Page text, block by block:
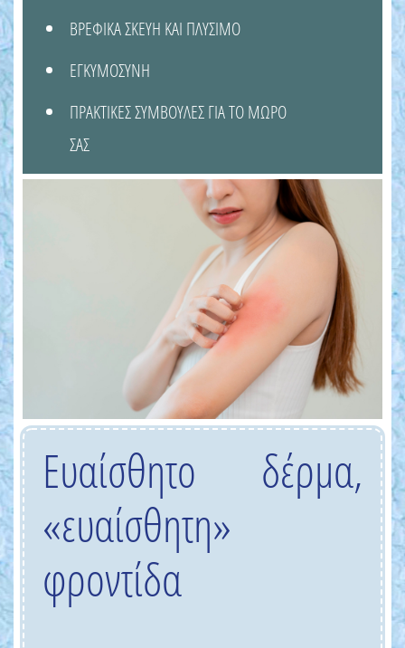
ΒΡΕΦΙΚΑ ΣΚΕΥΗ ΚΑΙ ΠΛΥΣΙΜΟ
ΕΓΚΥΜΟΣΥΝΗ
ΠΡΑΚΤΙΚΕΣ ΣΥΜΒΟΥΛΕΣ ΓΙΑ ΤΟ ΜΩΡΟ
ΣΑΣ
Ευαίσθητο δέρμα,
«ευαίσθητη»
φροντίδα